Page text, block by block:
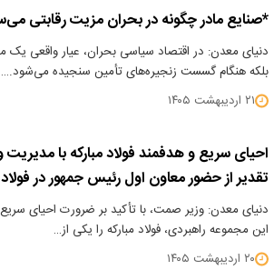
*صنایع مادر چگونه در بحران مزیت رقابتی
دنیای معدن: در اقتصاد سیاسی بحران، عیار واقعی یک
بلکه هنگام گسست زنجیره‌های تأمین سنجیده می‌شود.…
۲۱ اردیبهشت ۱۴۰۵
احیای سریع و هدفمند فولاد مبارکه با
تقدیر از حضور معاون اول رئیس جمهور در فولاد
دنیای معدن: وزیر صمت، با تأکید بر ضرورت احیای
این مجموعه راهبردی، فولاد مبارکه را یکی از…
۲۰ اردیبهشت ۱۴۰۵